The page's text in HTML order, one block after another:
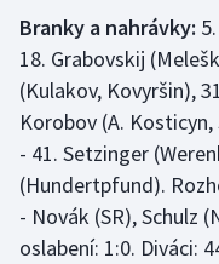
Branky a nahrávky:
18. Grabovskij
(Kulakov, Kovyršin),
Korobov (A.
- 41. Setzinger
(Hundertpfund).
- Novák (SR), Schulz
oslabení: 1:0. Diváci: